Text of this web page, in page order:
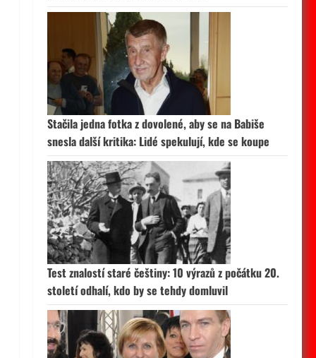
Stačila jedna fotka z dovolené, aby se na Babiše
snesla další kritika: Lidé spekulují, kde se koupe
Test znalostí staré češtiny: 10 výrazů z počátku 20.
století odhalí, kdo by se tehdy domluvil